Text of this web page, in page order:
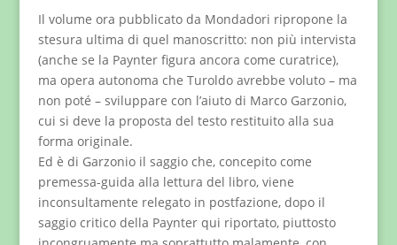
Il volume ora pubblicato da Mondadori ripropone la
stesura ultima di quel manoscritto: non più intervista
(anche se la Paynter figura ancora come curatrice),
ma opera autonoma che Turoldo avrebbe voluto – ma
non poté – sviluppare con l’aiuto di Marco Garzonio,
cui si deve la proposta del testo restituito alla sua
forma originale.
Ed è di Garzonio il saggio che, concepito come
premessa-guida alla lettura del libro, viene
inconsultamente relegato in postfazione, dopo il
saggio critico della Paynter qui riportato, piuttosto